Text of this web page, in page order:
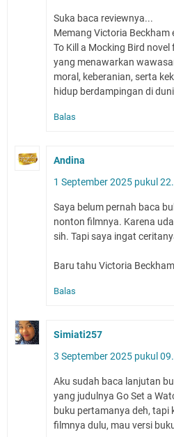
Suka baca reviewnya...
Memang Victoria Beckham
To Kill a Mocking Bird
yang menawarkan
moral, keberanian, serta
hidup berdampingan di
Balas
Andina
1 September 2025 pukul
Saya belum pernah baca
nonton filmnya. Karena
sih. Tapi saya ingat
Baru tahu Victoria
Balas
Simiati257
3 September 2025 pukul
Aku sudah baca lanjutan
yang judulnya Go Set a
buku pertamanya deh, tapi
filmnya dulu, mau versi